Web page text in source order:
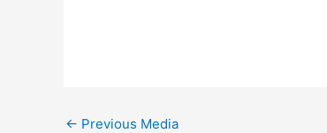
← Previous Media